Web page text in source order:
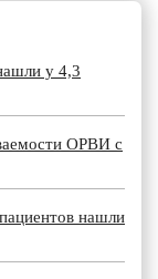
у 4,3
ОРВИ с
нашли